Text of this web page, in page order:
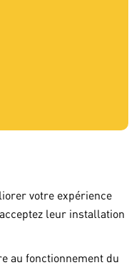
votre expérience
leur installation
au fonctionnement du